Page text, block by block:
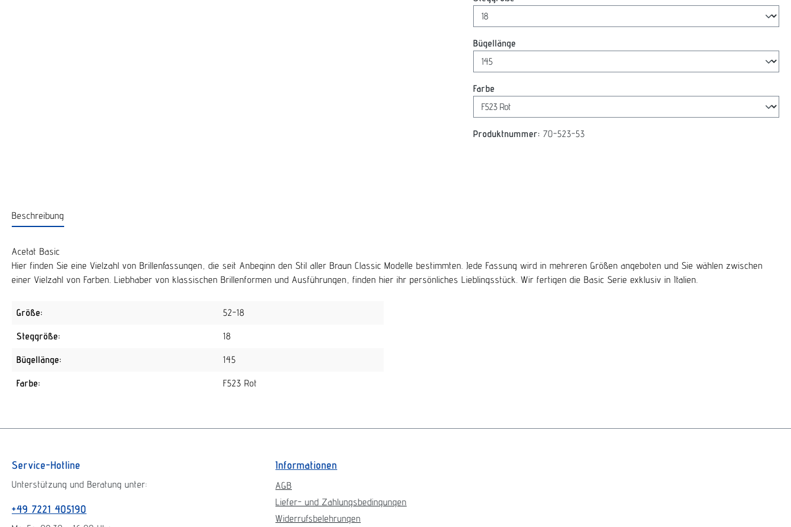
Bügellänge
Farbe
Produktnummer: 70-523-53
Beschreibung
Acetat Basic
Hier finden Sie eine Vielzahl von Brillenfassungen, die seit Anbeginn den Stil aller Braun Classic Modelle bestimmten. Jede Fassung wird in mehreren Größen angeboten und Sie wählen zwischen
einer Vielzahl von Farben. Liebhaber von klassischen Brillenformen und Ausführungen, finden hier ihr persönliches Lieblingsstück. Wir fertigen die Basic Serie exklusiv in Italien.
Größe: 52-18
Steggröße: 18
Bügellänge: 145
Farbe: F523 Rot
Service-Hotline
Unterstützung und Beratung unter:
+49 7221 405190
Informationen
AGB
Liefer- und Zahlungsbedingungen
Widerrufsbelehrungen